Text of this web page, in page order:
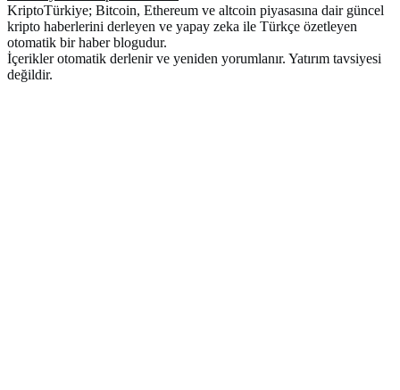
KriptoTürkiye; Bitcoin, Ethereum ve altcoin piyasasına dair güncel
kripto haberlerini derleyen ve yapay zeka ile Türkçe özetleyen
otomatik bir haber blogudur.
İçerikler otomatik derlenir ve yeniden yorumlanır. Yatırım tavsiyesi
değildir.